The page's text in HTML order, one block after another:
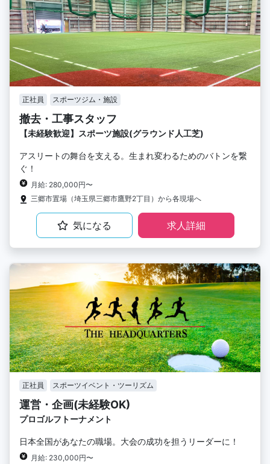
正社員 スポーツジム・施設
撤去・工事スタッフ
【未経験歓迎】スポーツ施設(グラウンド人工芝)
アスリートの舞台を支える。生まれ変わるためのバトンを繋
ぐ！
月給: 280,000円〜
三郷市置場（埼玉県三郷市鷹野2丁目）から各現場へ
気になる 求人詳細
正社員 スポーツイベント・ツーリズム
運営・企画(未経験OK)
プロゴルフトーナメント
日本全国があなたの職場。大会の成功を担うリーダーに！
月給: 230,000円〜